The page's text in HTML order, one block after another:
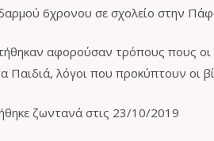
6χρονου σε σχολείο στην
αφορούσαν τρόπους πους οι
Παιδιά, λόγοι που προκύπτουν οι
ζωντανά στις 23/10/2019